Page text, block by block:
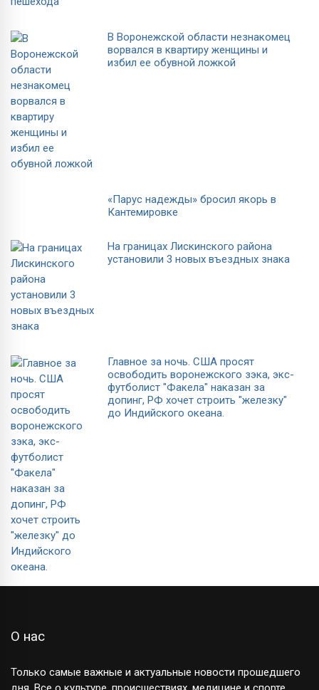
В Воронежской области незнакомец
ворвался в квартиру женщины и
избил ее обувной ложкой
«Парус надежды» бросил якорь в
Кантемировке
На границах Лискинского района
установили 3 новых въездных знака
Главное за ночь. CША просят
освободить воронежского зэка, экс-
футболист "Факела" наказан за
допинг, РФ хочет строить "железку"
до Индийского океана.
О нас
Только самые важные и актуальные новости прошедшего